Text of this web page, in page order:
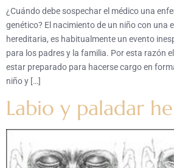
¿Cuándo debe sospechar el médico una
genético? El nacimiento de un niño con una
hereditaria, es habitualmente un evento
para los padres y la familia. Por esta razón
estar preparado para hacerse cargo en
niño y […]
Labio y paladar